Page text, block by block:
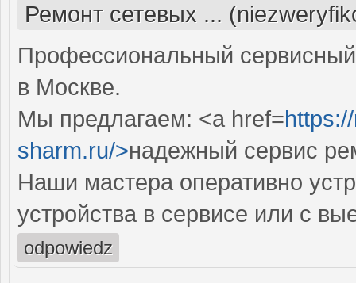
Ремонт сетевых ...
Профессиональный
в Москве.
Мы предлагаем: <a href=
sharm.ru/>надежный сервис
Наши мастера оперативно
устройства в сервисе или с
odpowiedz